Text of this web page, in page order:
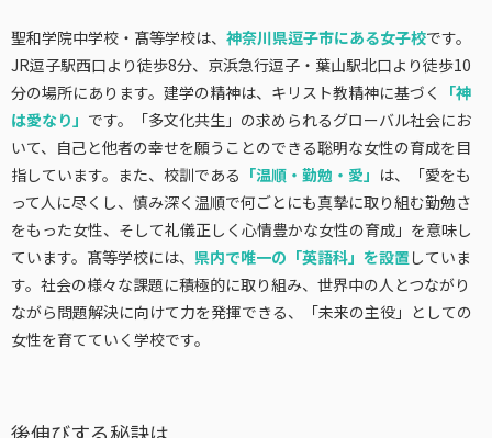
聖和学院中学校・髙等学校は、 神奈川県逗子市にある女子校です。
JR逗子駅西口より徒歩8分、京浜急行逗子・葉山駅北口より徒歩10
分の場所にあります。建学の精神は、キリスト教精神に基づく
「神
は愛なり」 です。「多文化共生」の求められるグローバル社会にお
いて、自己と他者の幸せを願うことのできる聡明な女性の育成を目
指しています。また、校訓である 「温順・勤勉・愛」 は、「愛をも
って人に尽くし、慎み深く温順で何ごとにも真摯に取り組む勤勉さ
をもった女性、そして礼儀正しく心情豊かな女性の育成」を意味し
ています。髙等学校には、 県内で唯一の「英語科」を設置 していま
す。社会の様々な課題に積極的に取り組み、世界中の人とつながり
ながら問題解決に向けて力を発揮できる、「未来の主役」としての
女性を育てていく学校です。